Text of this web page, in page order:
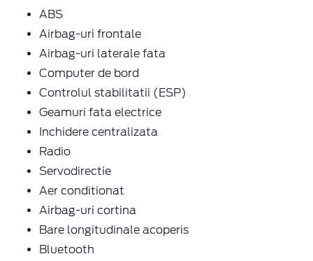
ABS
Airbag-uri frontale
Airbag-uri laterale fata
Computer de bord
Controlul stabilitatii (ESP)
Geamuri fata electrice
Inchidere centralizata
Radio
Servodirectie
Aer conditionat
Airbag-uri cortina
Bare longitudinale acoperis
Bluetooth